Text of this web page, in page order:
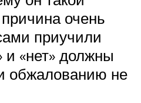
очень
приучили
и «нет» должны
обжалованию не